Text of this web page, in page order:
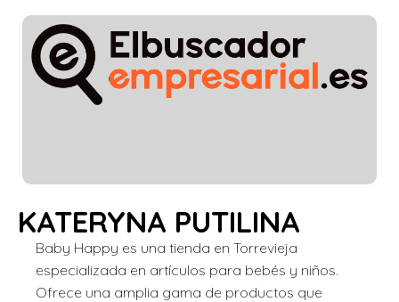
KATERYNA PUTILINA
Baby Happy es una tienda en Torrevieja
especializada en artículos para bebés y niños.
Ofrece una amplia gama de productos que